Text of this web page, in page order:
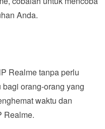
Anda.
Realme tanpa perlu
orang-orang yang
waktu dan
Realme.